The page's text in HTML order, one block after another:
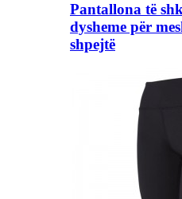
Pantallona të
dysheme për
shpejtë